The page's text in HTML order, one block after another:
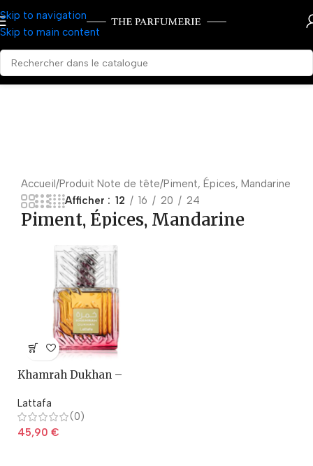
Skip to navigation
Skip to main content
Accueil Produit Note de tête Piment, Épices, Mandarine
Afficher
12 16 20 24
Piment, Épices, Mandarine
Khamrah Dukhan –
Lattafa
(0)
45,90 €